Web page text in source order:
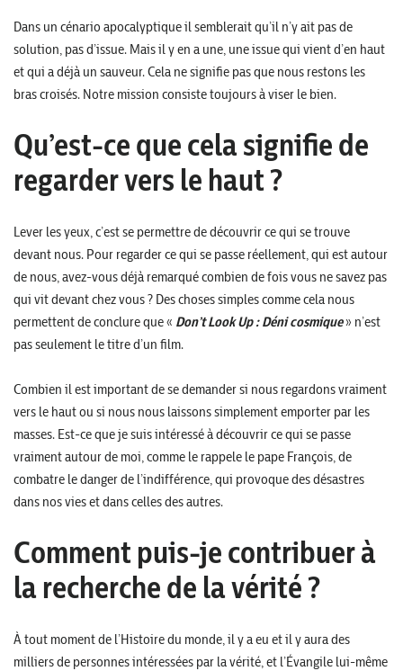
Dans un cénario apocalyptique il semblerait qu’il n’y ait pas de
solution, pas d’issue. Mais il y en a une, une issue qui vient d’en haut
et qui a déjà un sauveur. Cela ne signifie pas que nous restons les
bras croisés. Notre mission consiste toujours à viser le bien.
Qu’est-ce que cela signifie de
regarder vers le haut ?
Lever les yeux, c’est se permettre de découvrir ce qui se trouve
devant nous. Pour regarder ce qui se passe réellement, qui est autour
de nous, avez-vous déjà remarqué combien de fois vous ne savez pas
qui vit devant chez vous ? Des choses simples comme cela nous
permettent de conclure que « Don’t Look Up : Déni cosmique» n’est
pas seulement le titre d’un film.
Combien il est important de se demander si nous regardons vraiment
vers le haut ou si nous nous laissons simplement emporter par les
masses. Est-ce que je suis intéressé à découvrir ce qui se passe
vraiment autour de moi, comme le rappele le pape François, de
combatre le danger de l’indifférence, qui provoque des désastres
dans nos vies et dans celles des autres.
Comment puis-je contribuer à
la recherche de la vérité ?
À tout moment de l’Histoire du monde, il y a eu et il y aura des
milliers de personnes intéressées par la vérité, et l’Évangile lui-même